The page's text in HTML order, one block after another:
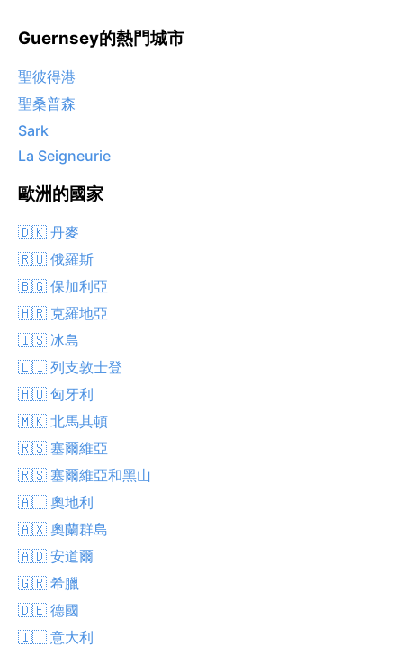
Guernsey的熱門城市
聖彼得港
聖桑普森
Sark
La Seigneurie
歐洲的國家
🇩🇰 丹麥
🇷🇺 俄羅斯
🇧🇬 保加利亞
🇭🇷 克羅地亞
🇮🇸 冰島
🇱🇮 列支敦士登
🇭🇺 匈牙利
🇲🇰 北馬其頓
🇷🇸 塞爾維亞
🇷🇸 塞爾維亞和黑山
🇦🇹 奧地利
🇦🇽 奧蘭群島
🇦🇩 安道爾
🇬🇷 希臘
🇩🇪 德國
🇮🇹 意大利